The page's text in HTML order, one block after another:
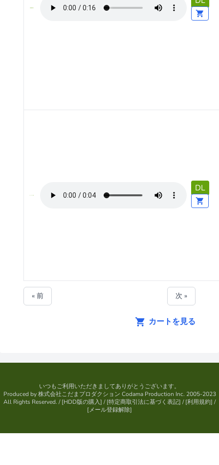
DL
« 前 次 »
カートを見る
いつもご利用いただきましてありがとうございます。
Produced by株式会社こだまプロダクション Codama Production Inc. 2005-2023
All Rights Reserved. / [HDD版の購入] / [特定商取引法に基づく表記] / [利用規約] /
[メール登録解除]